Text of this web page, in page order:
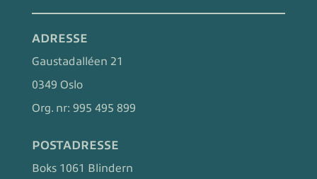
ADRESSE
Gaustadalléen 21
0349 Oslo
Org. nr: 995 495 899
POSTADRESSE
Boks 1061 Blindern